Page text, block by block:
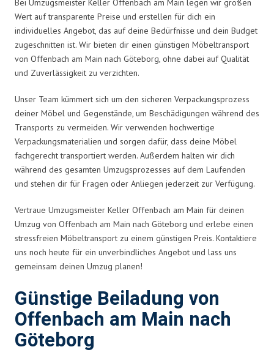
Bei Umzugsmeister Keller Offenbach am Main legen wir großen
Wert auf transparente Preise und erstellen für dich ein
individuelles Angebot, das auf deine Bedürfnisse und dein Budget
zugeschnitten ist. Wir bieten dir einen günstigen Möbeltransport
von Offenbach am Main nach Göteborg, ohne dabei auf Qualität
und Zuverlässigkeit zu verzichten.
Unser Team kümmert sich um den sicheren Verpackungsprozess
deiner Möbel und Gegenstände, um Beschädigungen während des
Transports zu vermeiden. Wir verwenden hochwertige
Verpackungsmaterialien und sorgen dafür, dass deine Möbel
fachgerecht transportiert werden. Außerdem halten wir dich
während des gesamten Umzugsprozesses auf dem Laufenden
und stehen dir für Fragen oder Anliegen jederzeit zur Verfügung.
Vertraue Umzugsmeister Keller Offenbach am Main für deinen
Umzug von Offenbach am Main nach Göteborg und erlebe einen
stressfreien Möbeltransport zu einem günstigen Preis. Kontaktiere
uns noch heute für ein unverbindliches Angebot und lass uns
gemeinsam deinen Umzug planen!
Günstige Beiladung von
Offenbach am Main nach
Göteborg